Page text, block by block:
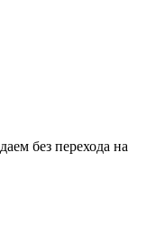
без перехода на